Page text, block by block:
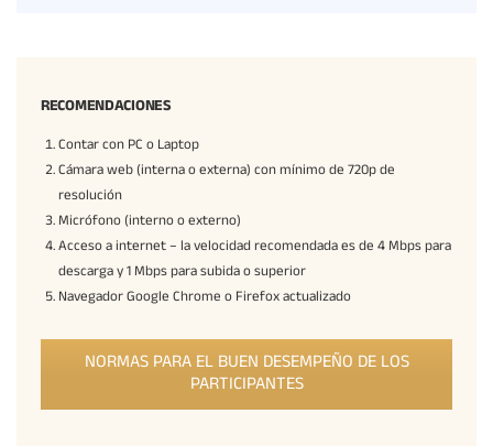
RECOMENDACIONES
Contar con PC o Laptop
Cámara web (interna o externa) con mínimo de 720p de
resolución
Micrófono (interno o externo)
Acceso a internet – la velocidad recomendada es de 4 Mbps para
descarga y 1 Mbps para subida o superior
Navegador Google Chrome o Firefox actualizado
NORMAS PARA EL BUEN DESEMPEÑO DE LOS
PARTICIPANTES